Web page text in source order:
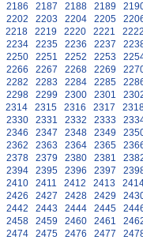
2186 2187 2188 2189
2202 2203 2204 2205
2218 2219 2220 2221
2234 2235 2236 2237
2250 2251 2252 2253
2266 2267 2268 2269
2282 2283 2284 2285
2298 2299 2300 2301
2314 2315 2316 2317
2330 2331 2332 2333
2346 2347 2348 2349
2362 2363 2364 2365
2378 2379 2380 2381
2394 2395 2396 2397
2410 2411 2412 2413
2426 2427 2428 2429
2442 2443 2444 2445
2458 2459 2460 2461
2474 2475 2476 2477